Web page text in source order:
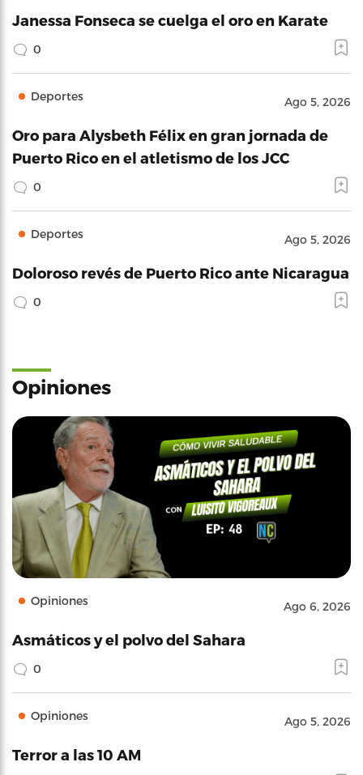
Janessa Fonseca se cuelga el oro en Karate
0
Deportes Ago 5, 2026
Oro para Alysbeth Félix en gran jornada de
Puerto Rico en el atletismo de los JCC
0
Deportes Ago 5, 2026
Doloroso revés de Puerto Rico ante Nicaragua
0
Opiniones
Opiniones Ago 6, 2026
Asmáticos y el polvo del Sahara
0
Opiniones Ago 5, 2026
Terror a las 10 AM